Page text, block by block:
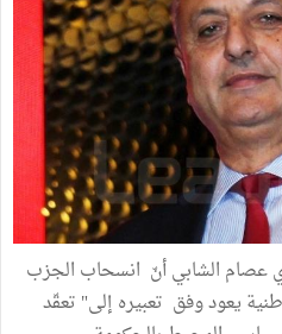
عصام الشابي أنّ انسحاب الجزب
يعود وفق تعبيره إلى" تعقّد